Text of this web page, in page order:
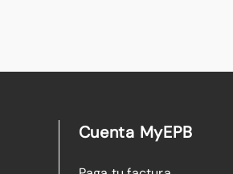
Cuenta MyEPB